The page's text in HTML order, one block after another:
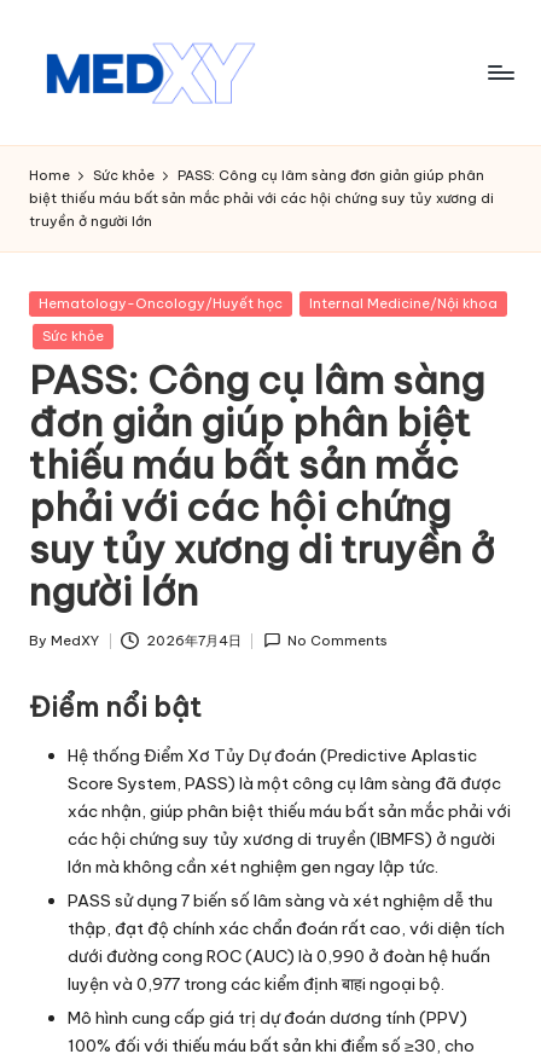
M
e
d
x
y
A
I
Home Sức khỏe
PASS: Công cụ lâm sàng đơn giản giúp phân
biệt thiếu máu bất sản mắc phải với các hội chứng suy tủy xương di
truyền ở người lớn
Posted
in
Hematology-Oncology/Huyết học
Internal Medicine/Nội khoa
Sức khỏe
PASS: Công cụ lâm sàng
đơn giản giúp phân biệt
thiếu máu bất sản mắc
phải với các hội chứng
suy tủy xương di truyền ở
người lớn
Posted
By MedXY 2026年7月4日 No Comments
Điểm nổi bật
Hệ thống Điểm Xơ Tủy Dự đoán (Predictive Aplastic
Score System, PASS) là một công cụ lâm sàng đã được
xác nhận, giúp phân biệt thiếu máu bất sản mắc phải với
các hội chứng suy tủy xương di truyền (IBMFS) ở người
lớn mà không cần xét nghiệm gen ngay lập tức.
PASS sử dụng 7 biến số lâm sàng và xét nghiệm dễ thu
thập, đạt độ chính xác chẩn đoán rất cao, với diện tích
dưới đường cong ROC (AUC) là 0,990 ở đoàn hệ huấn
luyện và 0,977 trong các kiểm định बाहi ngoại bộ.
Mô hình cung cấp giá trị dự đoán dương tính (PPV)
100% đối với thiếu máu bất sản khi điểm số ≥30, cho